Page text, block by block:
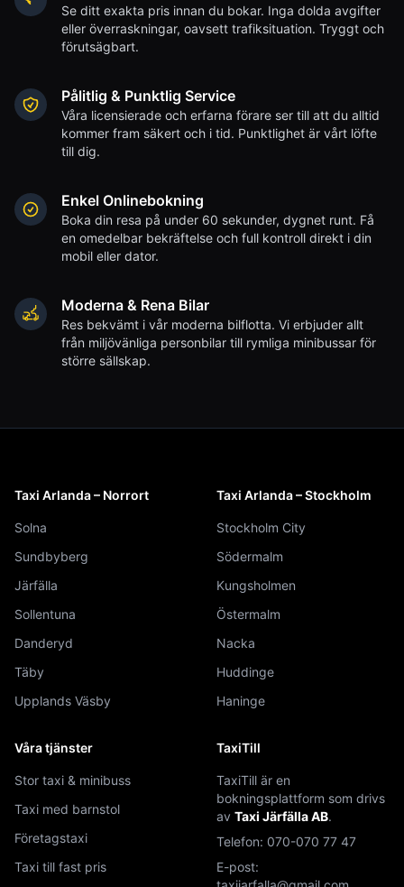
Se ditt exakta pris innan du bokar. Inga dolda avgifter
eller överraskningar, oavsett trafiksituation. Tryggt och
förutsägbart.
Pålitlig & Punktlig Service
Våra licensierade och erfarna förare ser till att du alltid
kommer fram säkert och i tid. Punktlighet är vårt löfte
till dig.
Enkel Onlinebokning
Boka din resa på under 60 sekunder, dygnet runt. Få
en omedelbar bekräftelse och full kontroll direkt i din
mobil eller dator.
Moderna & Rena Bilar
Res bekvämt i vår moderna bilflotta. Vi erbjuder allt
från miljövänliga personbilar till rymliga minibussar för
större sällskap.
Taxi Arlanda – Norrort
Solna
Sundbyberg
Järfälla
Sollentuna
Danderyd
Täby
Upplands Väsby
Taxi Arlanda – Stockholm
Stockholm City
Södermalm
Kungsholmen
Östermalm
Nacka
Huddinge
Haninge
Våra tjänster
Stor taxi & minibuss
Taxi med barnstol
Företagstaxi
Taxi till fast pris
TaxiTill
TaxiTill är en
bokningsplattform som drivs
av Taxi Järfälla AB.
Telefon: 070-070 77 47
E-post: